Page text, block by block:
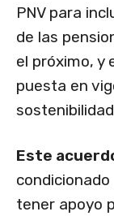
PNV para
de las
el próximo, y
puesta en
Este
tener apoyo